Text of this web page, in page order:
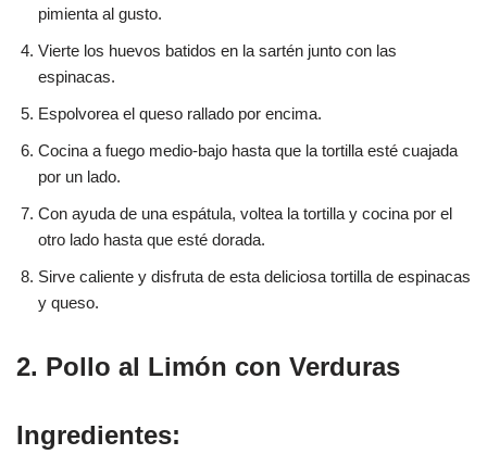
pimienta al gusto.
Vierte los huevos batidos en la sartén junto con las
espinacas.
Espolvorea el queso rallado por encima.
Cocina a fuego medio-bajo hasta que la tortilla esté cuajada
por un lado.
Con ayuda de una espátula, voltea la tortilla y cocina por el
otro lado hasta que esté dorada.
Sirve caliente y disfruta de esta deliciosa tortilla de espinacas
y queso.
2. Pollo al Limón con Verduras
Ingredientes: